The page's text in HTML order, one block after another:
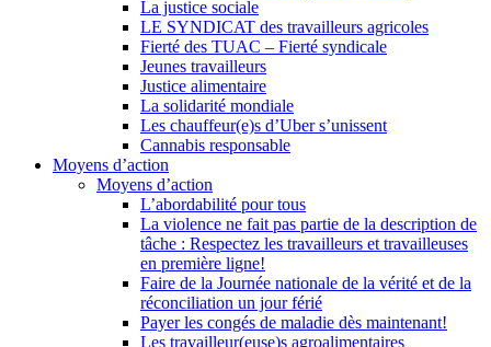
La justice sociale
LE SYNDICAT des travailleurs agricoles
Fierté des TUAC – Fierté syndicale
Jeunes travailleurs
Justice alimentaire
La solidarité mondiale
Les chauffeur(e)s d’Uber s’unissent
Cannabis responsable
Moyens d’action
Moyens d’action
L’abordabilité pour tous
La violence ne fait pas partie de la description de
tâche : Respectez les travailleurs et travailleuses
en première ligne!
Faire de la Journée nationale de la vérité et de la
réconciliation un jour férié
Payer les congés de maladie dès maintenant!
Les travailleur(euse)s agroalimentaires